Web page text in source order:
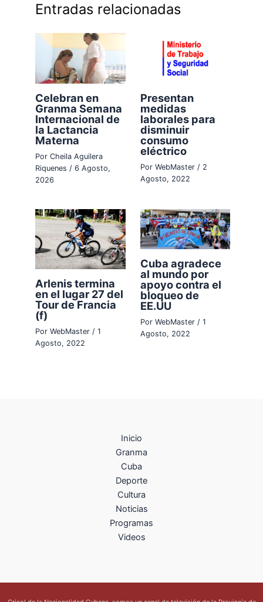
Entradas relacionadas
Celebran en
Granma Semana
Internacional de
la Lactancia
Materna
PorCheila Aguilera
Riquenes /6 Agosto,
2026
Presentan
medidas
laborales para
disminuir
consumo
eléctrico
Por WebMaster / 2
Agosto, 2022
Arlenis termina
en el lugar 27 del
Tour de Francia
(f)
PorWebMaster/1
Agosto, 2022
Cuba agradece
al mundo por
apoyo contra el
bloqueo de
EE.UU
Por WebMaster / 1
Agosto, 2022
Inicio
Granma
Cuba
Deporte
Cultura
Noticias
Programas
Videos